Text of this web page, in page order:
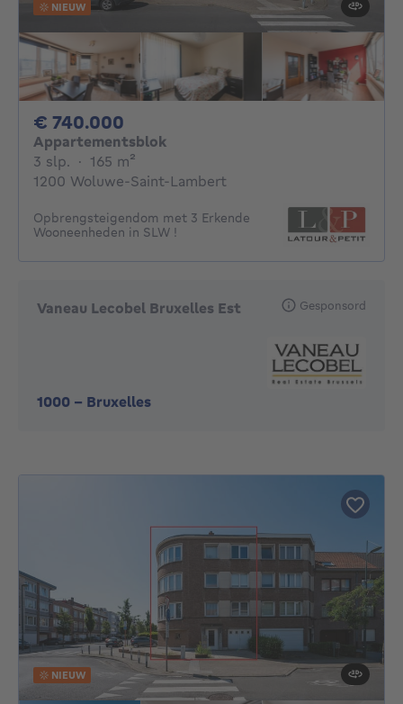
NIEUW
€ 740.000
Appartementsblok
3 slp. 3 slaapkamers
· 165 m²
1200 Woluwe-Saint-Lambert
Opbrengsteigendom met 3 Erkende
Wooneenheden in SLW !
Vaneau Lecobel Bruxelles Est
1000 - Bruxelles
Gesponsord
NIEUW